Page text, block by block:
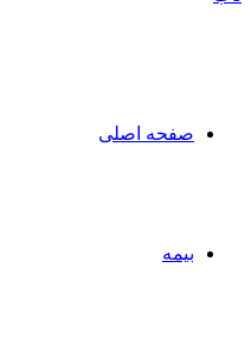
صفحه اصلی
بیمه